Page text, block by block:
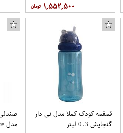
۱,۵۵۲,۵۰۰
قمقمه کودک کملا مدل نی دار
گنجایش 0.3 لیتر
مدل Sweet nature طرح پرنده